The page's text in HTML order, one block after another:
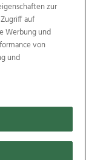
Wimmer
Woche
Immobilien
Galerien
Co KG
zur
auf
Werbung und
von
und